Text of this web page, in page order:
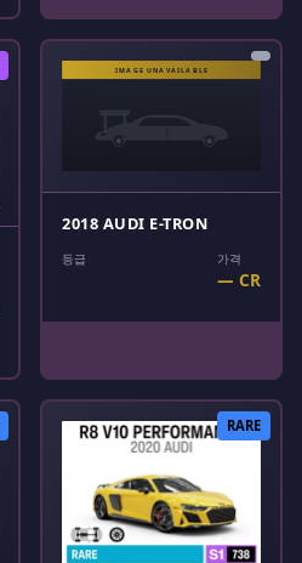
2018 AUDI E-TRON
등급 가격
— CR
RARE